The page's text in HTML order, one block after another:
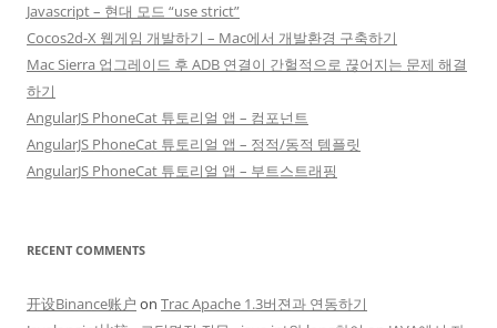
Javascript – 현대 모드 “use strict”
Cocos2d-X 웹게임 개발하기 – Mac에서 개발환경 구축하기
Mac Sierra 업그레이드 후 ADB 연결이 간헐적으로 끊어지는 문제 해결
하기
AngularJS PhoneCat 튜토리얼 앱 – 컴포넌트
AngularJS PhoneCat 튜토리얼 앱 – 정적/동적 템플릿
AngularJS PhoneCat 튜토리얼 앱 – 부트스트래핑
RECENT COMMENTS
开设Binance账户 on Trac Apache 1.3버젼과 연동하기